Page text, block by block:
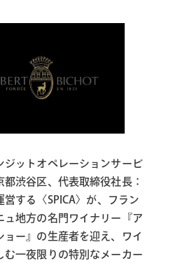
ジットオペレーションサービ
都渋谷区、代表取締役社長：
営する〈SPICA〉が、フラン
ュ地方の名門ワイナリー『ア
ョー』の生産者を迎え、ワイ
む一夜限りの特別なメーカー